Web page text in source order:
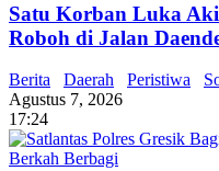
Satu Korban Luka
Roboh di Jalan
Berita Daerah Peristiwa
Agustus 7, 2026
17:24